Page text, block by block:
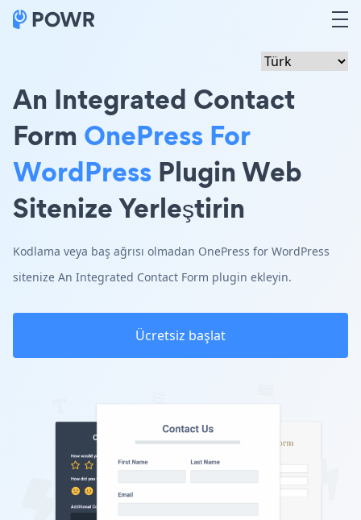
An Integrated Contact
Form OnePress For
WordPress Plugin Web
Sitenize Yerleştirin
Kodlama veya baş ağrısı olmadan OnePress for WordPress
sitenize An Integrated Contact Form plugin ekleyin.
Ücretsiz başlat